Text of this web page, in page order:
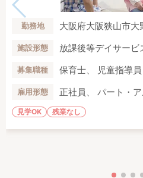
勤務地 大阪府大阪狭山市
施設形態 放課後等デイサービ
募集職種 保育士、 児童指導員
雇用形態 正社員、 パート・
見学OK 残業なし